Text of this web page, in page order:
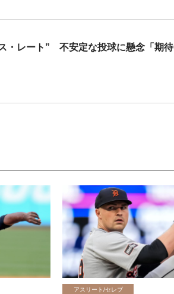
・レート” 不安定な投球に懸念「期待
アスリート/セレブ